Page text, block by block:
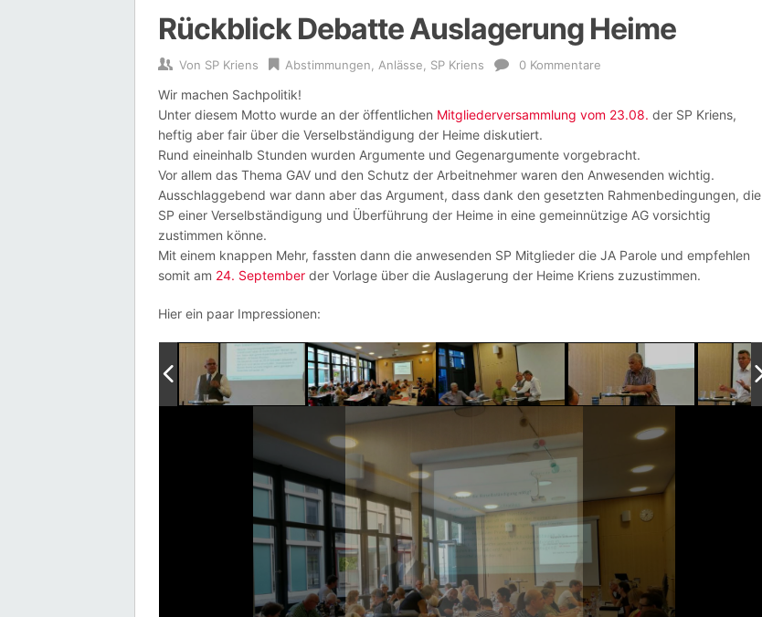
Rückblick Debatte Auslagerung Heime
Von SP Kriens Abstimmungen Anlässe SP Kriens 0 Kommentare
Wir machen Sachpolitik!
Unter diesem Motto wurde an der öffentlichen Mitgliederversammlung vom 23.08. der SP Kriens,
heftig aber fair über die Verselbständigung der Heime diskutiert.
Rund eineinhalb Stunden wurden Argumente und Gegenargumente vorgebracht.
Vor allem das Thema GAV und den Schutz der Arbeitnehmer waren den Anwesenden wichtig.
Ausschlaggebend war dann aber das Argument, dass dank den gesetzten Rahmenbedingungen, die
SP einer Verselbständigung und Überführung der Heime in eine gemeinnützige AG vorsichtig
zustimmen könne.
Mit einem knappen Mehr, fassten dann die anwesenden SP Mitglieder die JA Parole und empfehlen
somit am 24. September der Vorlage über die Auslagerung der Heime Kriens zuzustimmen.
Hier ein paar Impressionen: